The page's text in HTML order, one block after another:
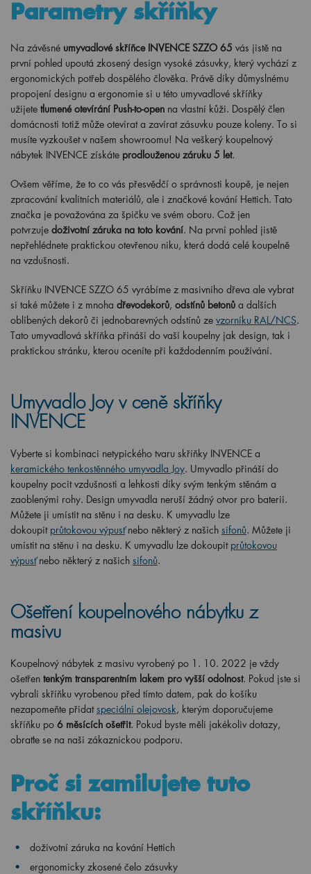
Parametry skříňky
Na závěsné umyvadlové skříňce INVENCE SZZO 65 vás jistě na
první pohled upoutá zkosený design vysoké zásuvky, který vychází z
ergonomických potřeb dospělého člověka. Právě díky důmyslnému
propojení designu a ergonomie si u této umyvadlové skříňky
užijete tlumené otevírání Push-to-open na vlastní kůži. Dospělý člen
domácnosti totiž může otevírat a zavírat zásuvku pouze koleny. To si
musíte vyzkoušet v našem showroomu! Na veškerý koupelnový
nábytek INVENCE získáte prodlouženou záruku 5 let.
Ovšem věříme, že to co vás přesvědčí o správnosti koupě, je nejen
zpracování kvalitních materiálů, ale i značkové kování Hettich. Tato
značka je považována za špičku ve svém oboru. Což jen
potvrzuje doživotní záruka na toto kování. Na první pohled jistě
nepřehlédnete praktickou otevřenou niku, která dodá celé koupelně
na vzdušnosti.
Skříňku INVENCE SZZO 65 vyrábíme z masivního dřeva ale vybrat
si také můžete i z mnoha dřevodekorů, odstínů betonů a dalších
oblíbených dekorů či jednobarevných odstínů ze vzorníku RAL/NCS.
Tato umyvadlová skříňka přináší do vaší koupelny jak design, tak i
praktickou stránku, kterou oceníte při každodenním používání.
Umyvadlo Joy v ceně skříňky
INVENCE
Vyberte si kombinaci netypického tvaru skříňky INVENCE a
keramického tenkostěnného umyvadla Joy. Umyvadlo přináší do
koupelny pocit vzdušnosti a lehkosti díky svým tenkým stěnám a
zaoblenými rohy. Design umyvadla neruší žádný otvor pro baterii.
Můžete ji umístit na stěnu i na desku. K umyvadlu lze
dokoupit průtokovou výpusťnebo některý z našich sifonů. Můžete ji
umístit na stěnu i na desku. K umyvadlu lze dokoupit průtokovou
výpusťnebo některý z našich sifonů.
Ošetření koupelnového nábytku z
masivu
Koupelnový nábytek z masivu vyrobený po 1. 10. 2022 je vždy
ošetřen tenkým transparentním lakem pro vyšší odolnost. Pokud jste si
vybrali skříňku vyrobenou před tímto datem, pak do košíku
nezapomeňte přidat speciální olejovosk, kterým doporučujeme
skříňku po 6 měsících ošetřit. Pokud byste měli jakékoliv dotazy,
obraťte se na naši zákaznickou podporu.
Proč si zamilujete tuto
skříňku:
doživotní záruka na kování Hettich
ergonomicky zkosené čelo zásuvky